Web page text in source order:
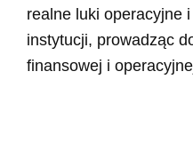
realne luki operacyjne
instytucji, prowadząc
finansowej i